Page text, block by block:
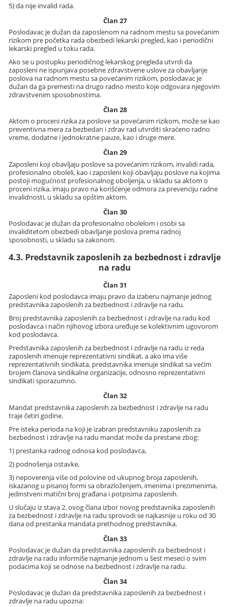
5) da nije invalid rada.
Član 27
Poslodavac je dužan da zaposlenom na radnom mestu sa povećanim
rizikom pre početka rada obezbedi lekarski pregled, kao i periodični
lekarski pregled u toku rada.
Ako se u postupku periodičnog lekarskog pregleda utvrdi da
zaposleni ne ispunjava posebne zdravstvene uslove za obavljanje
poslova na radnom mestu sa povećanim rizikom, poslodavac je
dužan da ga premesti na drugo radno mesto koje odgovara njegovim
zdravstvenim sposobnostima.
Član 28
Aktom o proceni rizika za poslove sa povećanim rizikom, može se kao
preventivna mera za bezbedan i zdrav rad utvrditi skraćeno radno
vreme, dodatne i jednokratne pauze, kao i druge mere.
Član 29
Zaposleni koji obavljaju poslove sa povećanim rizikom, invalidi rada,
profesionalno oboleli, kao i zaposleni koji obavljaju poslove na kojima
postoji mogućnost profesionalnog oboljenja, u skladu sa aktom o
proceni rizika, imaju pravo na korišćenje odmora za prevenciju radne
invalidnosti, u skladu sa opštim aktom.
Član 30
Poslodavac je dužan da profesionalno obolelom i osobi sa
invaliditetom obezbedi obavljanje poslova prema radnoj
sposobnosti, u skladu sa zakonom.
4.3. Predstavnik zaposlenih za bezbednost i zdravlje
na radu
Član 31
Zaposleni kod poslodavca imaju pravo da izaberu najmanje jednog
predstavnika zaposlenih za bezbednost i zdravlje na radu.
Broj predstavnika zaposlenih za bezbednost i zdravlje na radu kod
poslodavca i način njihovog izbora uređuje se kolektivnim ugovorom
kod poslodavca.
Predstavnika zaposlenih za bezbednost i zdravlje na radu iz reda
zaposlenih imenuje reprezentativni sindikat, a ako ima više
reprezentativnih sindikata, predstavnika imenuje sindikat sa većim
brojem članova sindikalne organizacije, odnosno reprezentativni
sindikati sporazumno.
Član 32
Mandat predstavnika zaposlenih za bezbednost i zdravlje na radu
traje četiri godine.
Pre isteka perioda na koji je izabran predstavniku zaposlenih za
bezbednost i zdravlje na radu mandat može da prestane zbog:
1) prestanka radnog odnosa kod poslodavca,
2) podnošenja ostavke,
3) nepoverenja više od polovine od ukupnog broja zaposlenih,
iskazanog u pisanoj formi sa obrazloženjem, imenima i prezimenima,
jedinstveni matični broj građana i potpisima zaposlenih.
U slučaju iz stava 2. ovog člana izbor novog predstavnika zaposlenih
za bezbednost i zdravlje na radu sprovodi se najkasnije u roku od 30
dana od prestanka mandata prethodnog predstavnika.
Član 33
Poslodavac je dužan da predstavnika zaposlenih za bezbednost i
zdravlje na radu informiše najmanje jednom u šest meseci o svim
podacima koji se odnose na bezbednost i zdravlje na radu.
Član 34
Poslodavac je dužan da predstavnika zaposlenih za bezbednost i
zdravlje na radu upozna: